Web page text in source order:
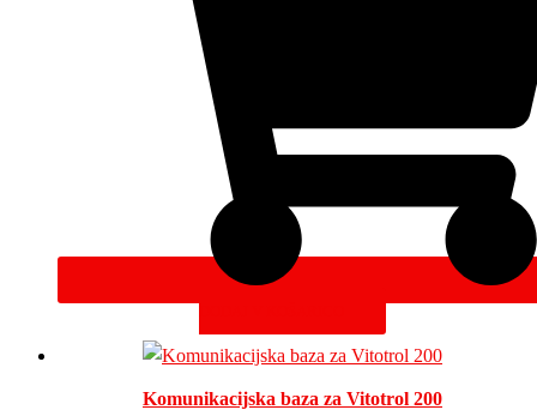
Komunikacijska baza za Vitotrol 200